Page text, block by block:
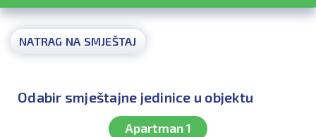
NATRAG NA SMJEŠTAJ
Odabir smještajne jedinice u objektu
Apartman 1